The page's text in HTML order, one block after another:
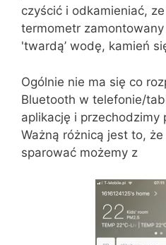
czyścić i odkamieniać,
termometr
'twardą’ wodę, kamień
Ogólnie nie ma się co
Bluetooth w telefonie/
aplikację i przechodzimy
Ważną różnicą jest to,
sparować możemy z